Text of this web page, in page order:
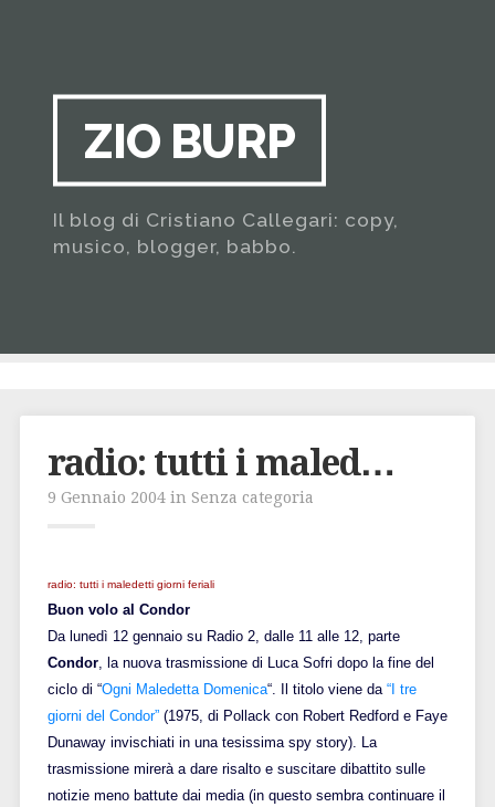
ZIO BURP
Il blog di Cristiano Callegari: copy,
musico, blogger, babbo.
radio: tutti i maled…
9 Gennaio 2004 in Senza categoria
radio: tutti i maledetti giorni feriali
Buon volo al Condor
Da lunedì 12 gennaio su Radio 2, dalle 11 alle 12, parte
Condor, la nuova trasmissione di Luca Sofri dopo la fine del
ciclo di “Ogni Maledetta Domenica“. Il titolo viene da “I tre
giorni del Condor”(1975, di Pollack con Robert Redford e Faye
Dunaway invischiati in una tesissima spy story). La
trasmissione mirerà a dare risalto e suscitare dibattito sulle
notizie meno battute dai media (in questo sembra continuare il